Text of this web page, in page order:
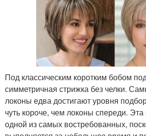
Под классическим коротким бобом
симметричная стрижка без челки.
локоны едва достигают уровня
чуть короче, чем локоны спереди. Эта
одной из самых востребованных,